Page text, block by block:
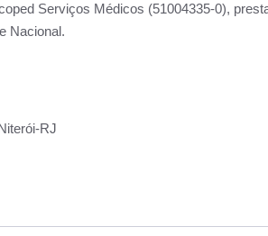
Serviços Médicos (51004335-0),
Nacional.
RJ